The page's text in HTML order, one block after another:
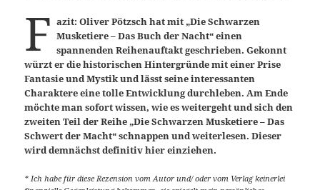
F azit: Oliver Pötzsch hat mit „Die Schwarzen
Musketiere – Das Buch der Nacht“ einen
spannenden Reihenauftakt geschrieben. Gekonnt
würzt er die historischen Hintergründe mit einer Prise
Fantasie und Mystik und lässt seine interessanten
Charaktere eine tolle Entwicklung durchleben. Am Ende
möchte man sofort wissen, wie es weitergeht und sich den
zweiten Teil der Reihe „Die Schwarzen Musketiere – Das
Schwert der Macht“ schnappen und weiterlesen. Dieser
wird demnächst definitiv hier einziehen.
* Ich habe für diese Rezension vom Autor und/ oder vom Verlag keinerlei